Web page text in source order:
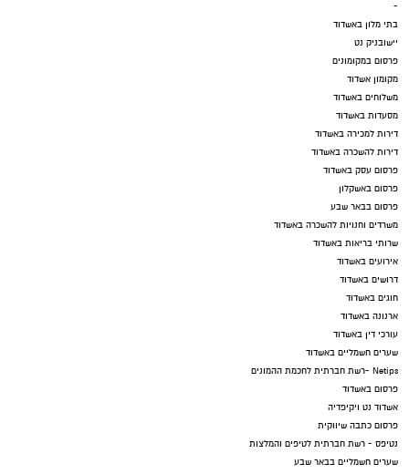
-
בתי מלון באשדוד
יישובניק נט
פרסום במקומונים
מקומון אשדוד
משלוחים באשדוד
מסעדות באשדוד
דירות למכירה באשדוד
דירות להשכרה באשדוד
פרסום עסק באשדוד
פרסום באשקלון
פרסום בבאר שבע
משרדים וחנויות להשכרה באשדוד
שרותי בריאות באשדוד
אירועים באשדוד
דרושים באשדוד
חוגים באשדוד
ארנונה באשדוד
עורכי דין באשדוד
שערים חשמליים באשדוד
Netips -רשת חברתית לחכמת ההמונים
פרסום באשדוד
אשדוד נט ויקיפדיה
פרסום כתבה שיווקית
נטיפס - רשת חברתית לטיפים והמלצות
שערים חשמליים בבאר שבע